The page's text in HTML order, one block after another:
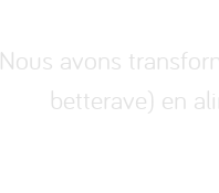
Nous avons
betterave) en